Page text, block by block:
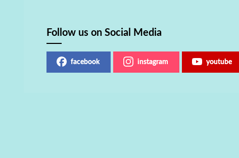
Follow us on Social Media
facebook instagram youtube